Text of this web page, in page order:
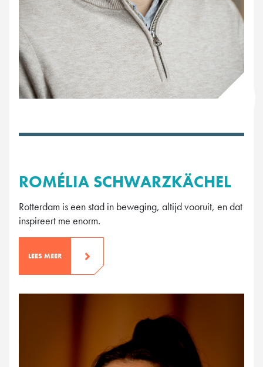
ROMÉLIA SCHWARZKÄCHEL
Rotterdam is een stad in beweging, altijd vooruit, en dat
inspireert me enorm.
LEES MEER